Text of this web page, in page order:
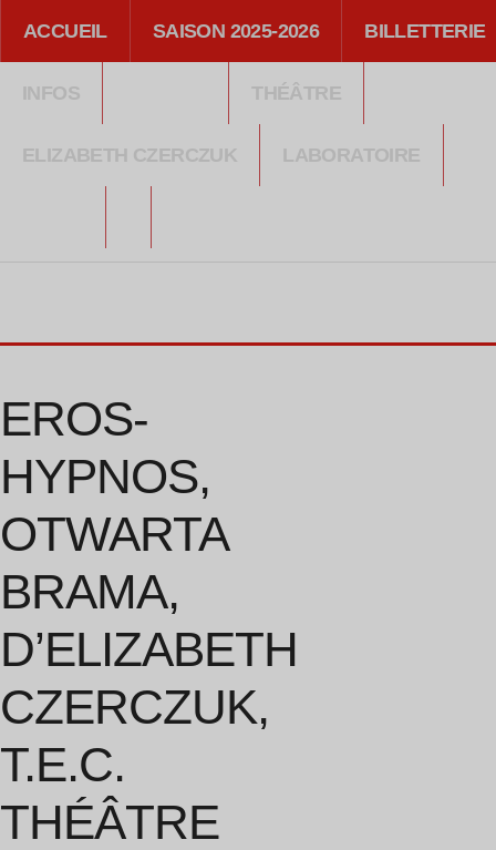
ACCUEIL SAISON 2025-2026 BILLETTERIE
INFOS THÉÂTRE
ELIZABETH CZERCZUK LABORATOIRE
EROS-
HYPNOS,
OTWARTA
BRAMA,
D’ELIZABETH
CZERCZUK,
T.E.C.
THÉÂTRE